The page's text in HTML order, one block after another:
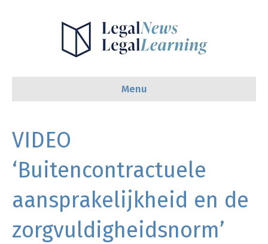
Menu
VIDEO
‘Buitencontractuele
aansprakelijkheid en de
zorgvuldigheidsnorm’